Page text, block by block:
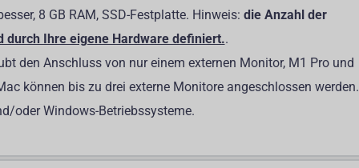
8 GB RAM, SSD-Festplatte. Hinweis: die Anzahl der
durch Ihre eigene Hardware definiert. .
den Anschluss von nur einem externen Monitor, M1 Pro und
können bis zu drei externe Monitore angeschlossen werden.
oder Windows-Betriebssysteme.